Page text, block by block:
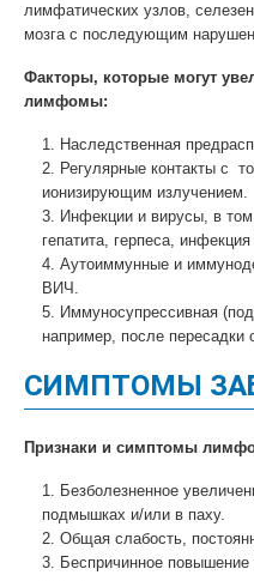
лимфатических узлов,
мозга с последующим
Факторы, которые могут
лимфомы:
Наследственная
Регулярные контакты с
ионизирующим излучением.
Инфекции и вирусы, в
гепатита, герпеса,
Аутоиммунные и
ВИЧ.
Иммуносупрессивная
например, после пересадки
СИМПТОМЫ
Признаки и симптомы
Безболезненное
подмышках и/или в паху.
Общая слабость,
Беспричинное